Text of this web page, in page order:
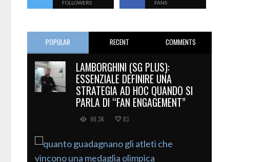
FOLLOWERS FANS
POPULAR RECENT COMMENTS
LAMBORGHINI (SG PLUS):
ESSENZIALE DEFINIRE UNA
STRATEGIA AD HOC QUANDO SI
PARLA DI “FAN ENGAGEMENT”
98.3K 83